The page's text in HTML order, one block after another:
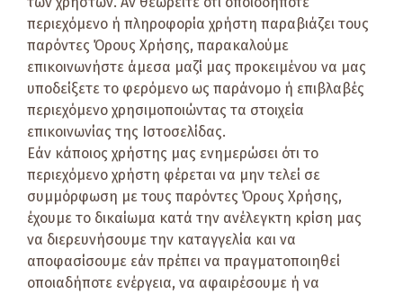
περιεχόμενο ή πληροφορία χρήστη παραβιάζει τους
παρόντες Όρους Χρήσης, παρακαλούμε
επικοινωνήστε άμεσα μαζί μας προκειμένου να μας
υποδείξετε το φερόμενο ως παράνομο ή επιβλαβές
περιεχόμενο χρησιμοποιώντας τα στοιχεία
επικοινωνίας της Ιστοσελίδας.
Εάν κάποιος χρήστης μας ενημερώσει ότι το
περιεχόμενο χρήστη φέρεται να μην τελεί σε
συμμόρφωση με τους παρόντες Όρους Χρήσης,
έχουμε το δικαίωμα κατά την ανέλεγκτη κρίση μας
να διερευνήσουμε την καταγγελία και να
αποφασίσουμε εάν πρέπει να πραγματοποιηθεί
οποιαδήποτε ενέργεια, να αφαιρέσουμε ή να